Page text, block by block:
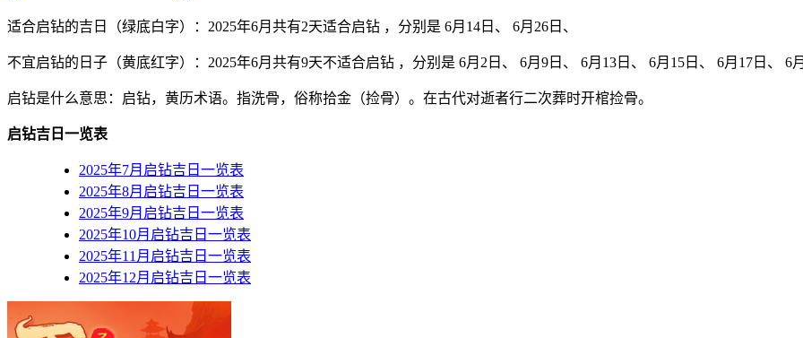
适合启钻的吉日（绿底白字） ：2025年6月共有2天适合启钻 ，分别是 6月14日、 6月26日、
不宜启钻的日子（黄底红字） ：2025年6月共有9天不适合启钻 ，分别是 6月2日、 6月9日、 6月13日、 6月15日、 6月17日、 6
启钻是什么意思：启钻，黄历术语。指洗骨，俗称拾金（捡骨）。在古代对逝者行二次葬时开棺捡骨。
启钻吉日一览表
2025年7月启钻吉日一览表
2025年8月启钻吉日一览表
2025年9月启钻吉日一览表
2025年10月启钻吉日一览表
2025年11月启钻吉日一览表
2025年12月启钻吉日一览表